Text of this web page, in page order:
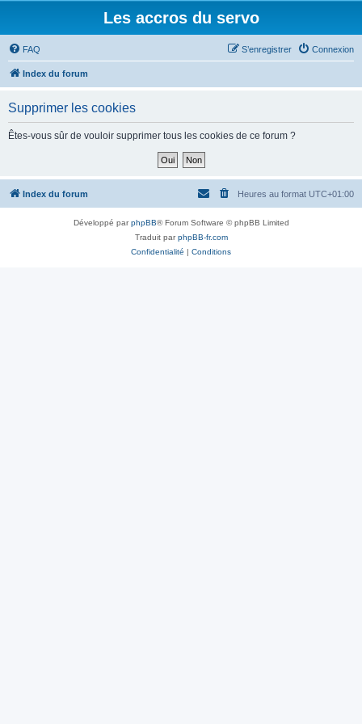
Les accros du servo
FAQ Connexion
S’enregistrer
Index du forum
Supprimer les cookies
Êtes-vous sûr de vouloir supprimer tous les cookies de ce forum ?
Index du forum Heures au format UTC+01:00
Développé parphpBB® Forum Software © phpBB Limited
Traduit parphpBB-fr.com
Confidentialité | Conditions